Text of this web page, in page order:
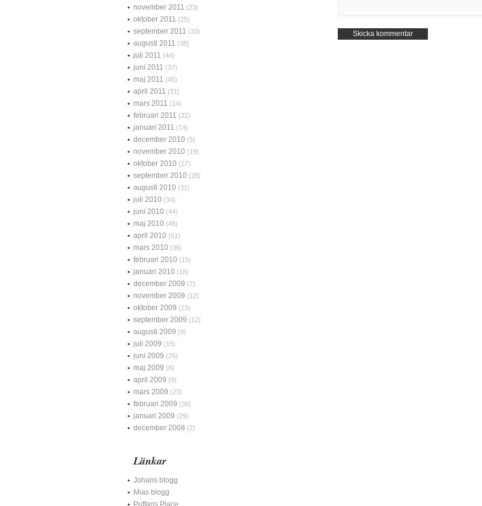
november 2011 (23)
oktober 2011 (25)
september 2011 (33)
augusti 2011 (38)
juli 2011 (44)
juni 2011 (37)
maj 2011 (45)
april 2011 (51)
mars 2011 (14)
februari 2011 (22)
januari 2011 (14)
december 2010 (5)
november 2010 (19)
oktober 2010 (17)
september 2010 (26)
augusti 2010 (31)
juli 2010 (34)
juni 2010 (44)
maj 2010 (45)
april 2010 (61)
mars 2010 (36)
februari 2010 (15)
januari 2010 (18)
december 2009 (7)
november 2009 (12)
oktober 2009 (13)
september 2009 (12)
augusti 2009 (9)
juli 2009 (15)
juni 2009 (25)
maj 2009 (8)
april 2009 (9)
mars 2009 (23)
februari 2009 (36)
januari 2009 (29)
december 2008 (2)
Länkar
Johans blogg
Mias blogg
Puffans Place